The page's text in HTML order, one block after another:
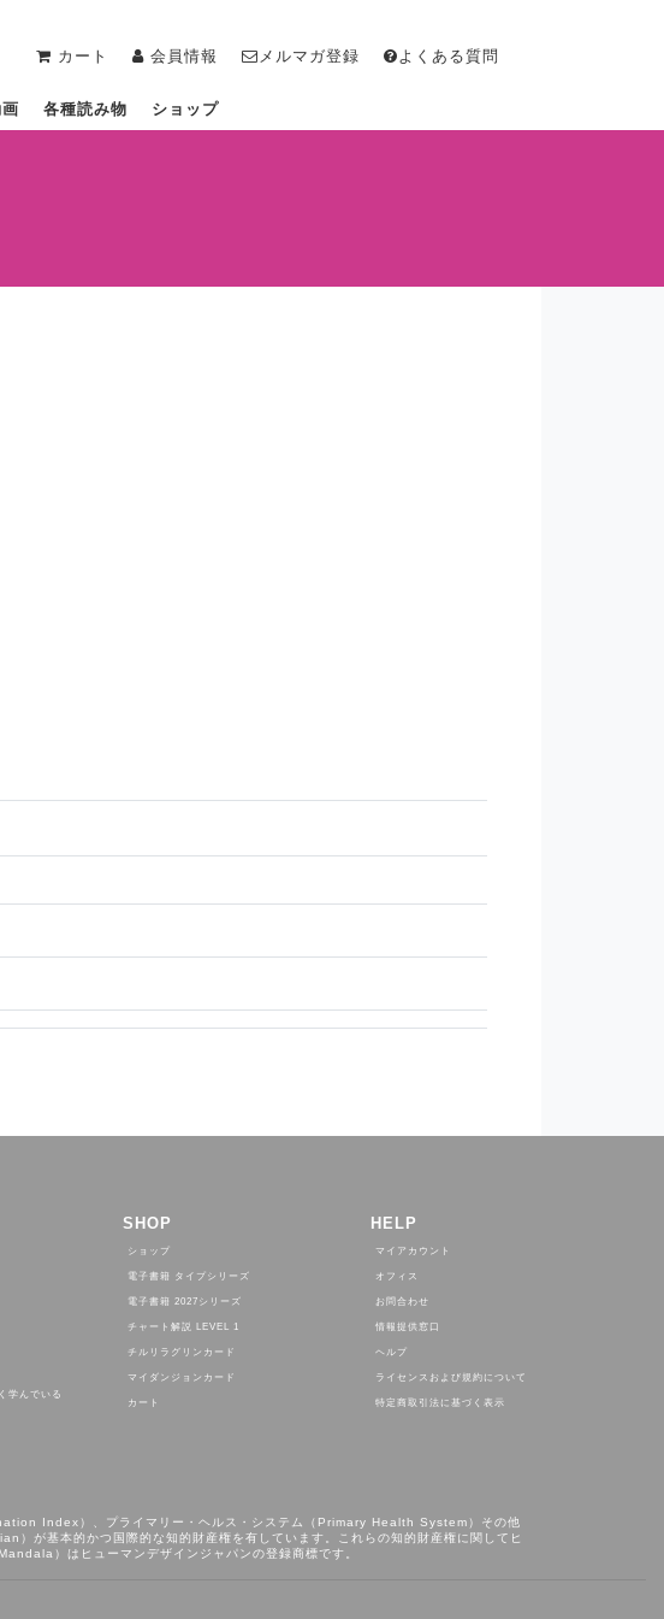
カート 会員情報 メルマガ登録 よくある質問
各種読み物 ショップ
学んでいる
SHOP
ショップ
電子書籍 タイプシリーズ
電子書籍 2027シリーズ
チャート解説 LEVEL 1
チルリラグリンカード
マイダンジョンカード
カート
HELP
マイアカウント
オフィス
お問合わせ
情報提供窓口
ヘルプ
ライセンスおよび規約について
特定商取引法に基づく表示
Index）、プライマリー・ヘルス・システム（Primary Health System）その他
が基本的かつ国際的な知的財産権を有しています。これらの知的財産権に関してヒ
）はヒューマンデザインジャパンの登録商標です。